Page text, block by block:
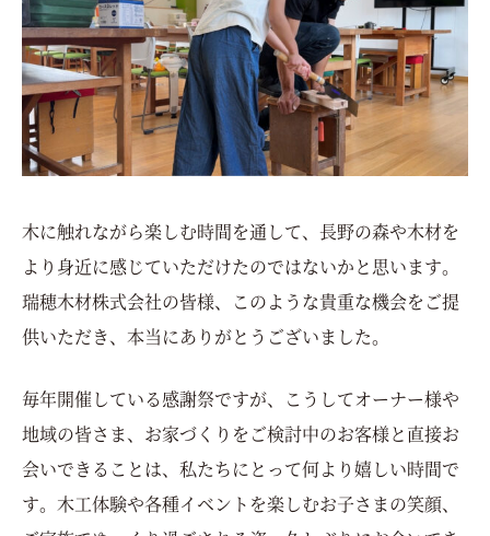
木に触れながら楽しむ時間を通して、長野の森や木材を
より身近に感じていただけたのではないかと思います。
瑞穂木材株式会社の皆様、このような貴重な機会をご提
供いただき、本当にありがとうございました。
毎年開催している感謝祭ですが、こうしてオーナー様や
地域の皆さま、お家づくりをご検討中のお客様と直接お
会いできることは、私たちにとって何より嬉しい時間で
す。 木工体験や各種イベントを楽しむお子さまの笑顔、